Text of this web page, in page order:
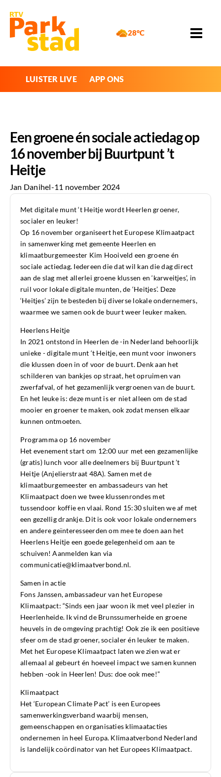
28°C
LUISTER LIVE APP ONS
Een groene én sociale actiedag op
16 november bij Buurtpunt ’t
Heitje
Jan Danihel-11 november 2024
Met digitale munt ‘t Heitje wordt Heerlen groener,
socialer en leuker!
Op 16 november organiseert het Europese Klimaatpact
in samenwerking met gemeente Heerlen en
klimaatburgemeester Kim Hooiveld een groene én
sociale actiedag. Iedereen die dat wil kan die dag direct
aan de slag met allerlei groene klussen en ‘karweitjes’, in
ruil voor lokale digitale munten, de ‘Heitjes’. Deze
‘Heitjes’ zijn te besteden bij diverse lokale ondernemers,
waarmee we samen ook de buurt weer leuker maken.
Heerlens Heitje
In 2021 ontstond in Heerlen de -in Nederland behoorlijk
unieke - digitale munt ‘t Heitje, een munt voor inwoners
die klussen doen in of voor de buurt. Denk aan het
schilderen van bankjes op straat, het opruimen van
zwerfafval, of het gezamenlijk vergroenen van de buurt.
En het leuke is: deze munt is er niet alleen om de stad
mooier en groener te maken, ook zodat mensen elkaar
kunnen ontmoeten.
Programma op 16 november
Het evenement start om 12:00 uur met een gezamenlijke
(gratis) lunch voor alle deelnemers bij Buurtpunt ’t
Heitje (Anjelierstraat 48A). Samen met de
klimaatburgemeester en ambassadeurs van het
Klimaatpact doen we twee klussenrondes met
tussendoor koffie en vlaai. Rond 15:30 sluiten we af met
een gezellig drankje. Dit is ook voor lokale ondernemers
en andere geïnteresseerden om mee te doen aan het
Heerlens Heitje een goede gelegenheid om aan te
schuiven! Aanmelden kan via
communicatie@klimaatverbond.nl.
Samen in actie
Fons Janssen, ambassadeur van het Europese
Klimaatpact: “Sinds een jaar woon ik met veel plezier in
Heerlenheide. Ik vind de Brunssumerheide en groene
heuvels in de omgeving prachtig! Ook zie ik een positieve
sfeer om de stad groener, socialer én leuker te maken.
Met het Europese Klimaatpact laten we zien wat er
allemaal al gebeurt én hoeveel impact we samen kunnen
hebben -ook in Heerlen! Dus: doe ook mee!”
Klimaatpact
Het ‘European Climate Pact’ is een Europees
samenwerkingsverband waarbij mensen,
gemeenschappen en organisaties klimaatacties
ondernemen in heel Europa. Klimaatverbond Nederland
is landelijk coördinator van het Europees Klimaatpact.